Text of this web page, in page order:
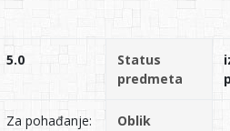
5.0
Status
predmeta
Za pohađanje:
Oblik